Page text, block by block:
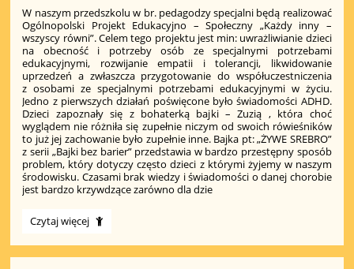
W naszym przedszkolu w br. pedagodzy specjalni będą realizować
Ogólnopolski Projekt Edukacyjno – Społeczny „Każdy inny –
wszyscy równi”. Celem tego projektu jest min: uwrażliwianie dzieci
na obecność i potrzeby osób ze specjalnymi potrzebami
edukacyjnymi, rozwijanie empatii i tolerancji, likwidowanie
uprzedzeń a zwłaszcza przygotowanie do współuczestniczenia
z osobami ze specjalnymi potrzebami edukacyjnymi w życiu.
Jedno z pierwszych działań poświęcone było świadomości ADHD.
Dzieci zapoznały się z bohaterką bajki – Zuzią , która choć
wyglądem nie różniła się zupełnie niczym od swoich rówieśników
to już jej zachowanie było zupełnie inne. Bajka pt: „ŻYWE SREBRO”
z serii „Bajki bez barier” przedstawia w bardzo przestępny sposób
problem, który dotyczy często dzieci z którymi żyjemy w naszym
środowisku. Czasami brak wiedzy i świadomości o danej chorobie
jest bardzo krzywdzące zarówno dla dzie
Rozpoczęcie
inny
Czytaj więcej